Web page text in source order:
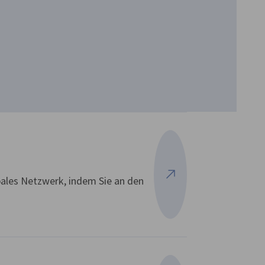
Netzwerk, indem Sie an den
Mehr ansehen